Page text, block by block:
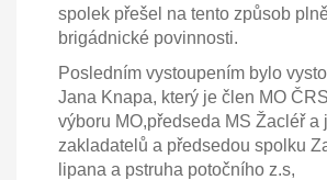
spolek přešel na tento způsob
brigádnické povinnosti.
Posledním vystoupením bylo
Jana Knapa, který je člen MO
výboru MO,předseda MS Žacléř a
zakladatelů a předsedou spolku
lipana a pstruha potočního z.s,